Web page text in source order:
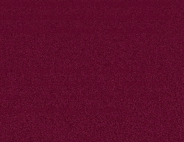
certaines conversations. Tu penses encore à des
avoir laissées derrière. Tu rejoues les mêmes
quelque chose te retient — sans toujours
des cordes énergétiques. Des liens invisibles
à des personnes, à des lieux, à des histoires
Et tant qu'elles sont là, tu ne peux pas
qu'une partie de toi est ailleurs.